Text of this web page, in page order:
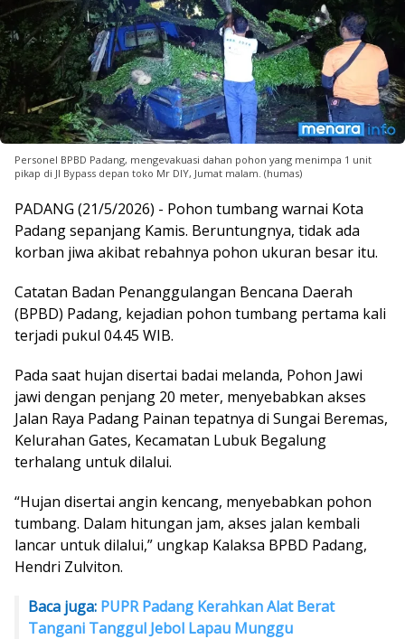
Personel BPBD Padang, mengevakuasi dahan pohon yang menimpa 1 unit
pikap di Jl Bypass depan toko Mr DIY, Jumat malam. (humas)
PADANG (21/5/2026) - Pohon tumbang warnai Kota
Padang sepanjang Kamis. Beruntungnya, tidak ada
korban jiwa akibat rebahnya pohon ukuran besar itu.
Catatan Badan Penanggulangan Bencana Daerah
(BPBD) Padang, kejadian pohon tumbang pertama kali
terjadi pukul 04.45 WIB.
Pada saat hujan disertai badai melanda, Pohon Jawi
jawi dengan penjang 20 meter, menyebabkan akses
Jalan Raya Padang Painan tepatnya di Sungai Beremas,
Kelurahan Gates, Kecamatan Lubuk Begalung
terhalang untuk dilalui.
“Hujan disertai angin kencang, menyebabkan pohon
tumbang. Dalam hitungan jam, akses jalan kembali
lancar untuk dilalui,” ungkap Kalaksa BPBD Padang,
Hendri Zulviton.
Baca juga: PUPR Padang Kerahkan Alat Berat
Tangani Tanggul Jebol Lapau Munggu